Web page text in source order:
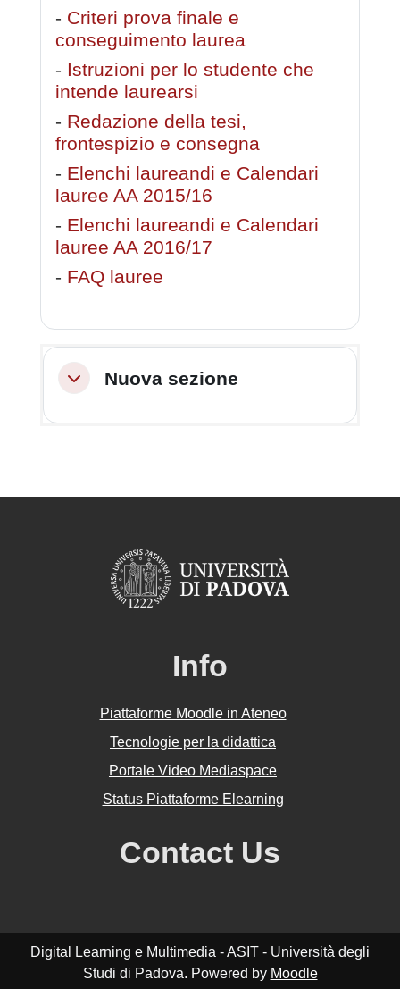
- Criteri prova finale e
conseguimento laurea
- Istruzioni per lo studente che
intende laurearsi
- Redazione della tesi,
frontespizio e consegna
- Elenchi laureandi e Calendari
lauree AA 2015/16
- Elenchi laureandi e Calendari
lauree AA 2016/17
- FAQ lauree
MinimizzaNuova sezione
Info
Piattaforme Moodle in Ateneo
Tecnologie per la didattica
Portale Video Mediaspace
Status Piattaforme Elearning
Contact Us
Digital Learning e Multimedia - ASIT - Università degli
Studi di Padova. Powered by Moodle